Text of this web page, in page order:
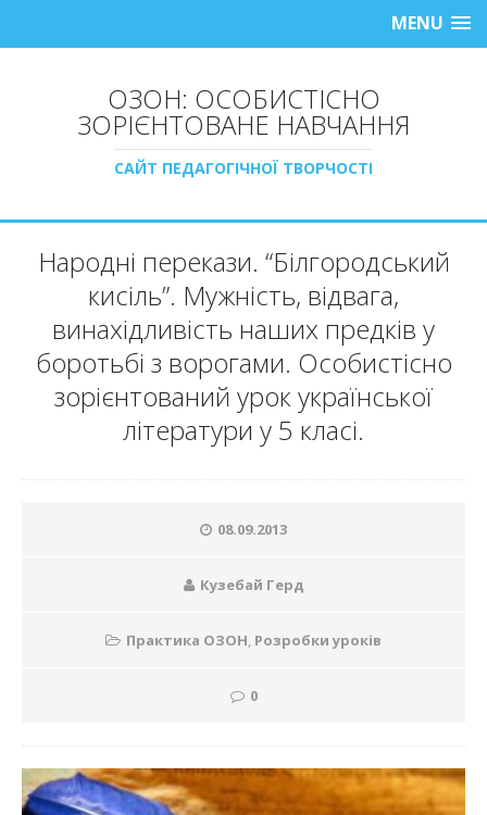
MENU
ОЗОН: ОСОБИСТІСНО
ЗОРІЄНТОВАНЕ НАВЧАННЯ
САЙТ ПЕДАГОГІЧНОЇ ТВОРЧОСТІ
Народні перекази. “Білгородський
кисіль”. Мужність, відвага,
винахідливість наших предків у
боротьбі з ворогами. Особистісно
зорієнтований урок української
літератури у 5 класі.
08.09.2013
Кузебай Герд
Практика ОЗОН, Розробки уроків
0